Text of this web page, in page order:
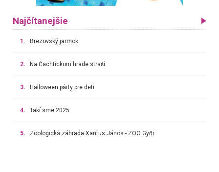
Najčítanejšie
1. Brezovský jarmok
2. Na Čachtickom hrade straší
3. Halloween párty pre deti
4. Takí sme 2025
5. Zoologická záhrada Xantus János - ZOO Győr